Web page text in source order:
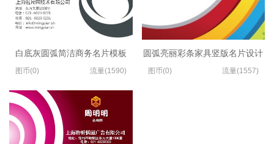
白底灰圆弧简洁商务名片模板
图币(0) 流量(1590)
圆弧亮丽彩条家具竖版名片设计
图币(0) 流量(1557)